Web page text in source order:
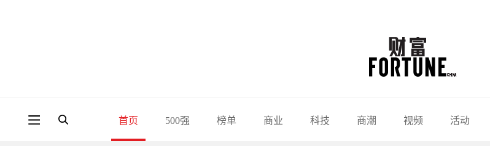
首页 500强 榜单 商业 科技 商潮 视频 活动